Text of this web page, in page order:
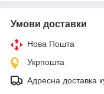
Умови доставки
Нова Пошта
Укрпошта
Адресна доставка